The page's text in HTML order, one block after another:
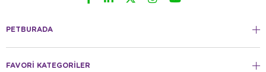
PETBURADA
FAVORİ KATEGORİLER